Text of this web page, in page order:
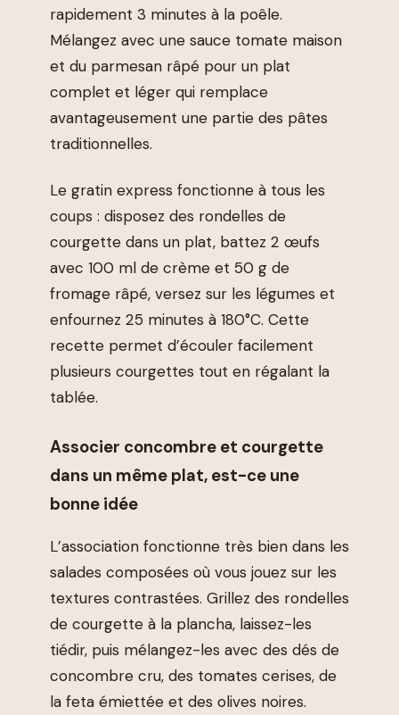
rapidement 3 minutes à la poêle.
Mélangez avec une sauce tomate maison
et du parmesan râpé pour un plat
complet et léger qui remplace
avantageusement une partie des pâtes
traditionnelles.
Le gratin express fonctionne à tous les
coups : disposez des rondelles de
courgette dans un plat, battez 2 œufs
avec 100 ml de crème et 50 g de
fromage râpé, versez sur les légumes et
enfournez 25 minutes à 180°C. Cette
recette permet d’écouler facilement
plusieurs courgettes tout en régalant la
tablée.
Associer concombre et courgette
dans un même plat, est-ce une
bonne idée
L’association fonctionne très bien dans les
salades composées où vous jouez sur les
textures contrastées. Grillez des rondelles
de courgette à la plancha, laissez-les
tiédir, puis mélangez-les avec des dés de
concombre cru, des tomates cerises, de
la feta émiettée et des olives noires.